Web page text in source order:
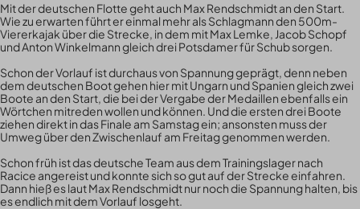
Mit der deutschen Flotte geht auch Max Rendschmidt an den Start.
Wie zu erwarten führt er einmal mehr als Schlagmann den 500m-
Viererkajak über die Strecke, in dem mit Max Lemke, Jacob Schopf
und Anton Winkelmann gleich drei Potsdamer für Schub sorgen.
Schon der Vorlauf ist durchaus von Spannung geprägt, denn neben
dem deutschen Boot gehen hier mit Ungarn und Spanien gleich zwei
Boote an den Start, die bei der Vergabe der Medaillen ebenfalls ein
Wörtchen mitreden wollen und können. Und die ersten drei Boote
ziehen direkt in das Finale am Samstag ein; ansonsten muss der
Umweg über den Zwischenlauf am Freitag genommen werden.
Schon früh ist das deutsche Team aus dem Trainingslager nach
Racice angereist und konnte sich so gut auf der Strecke einfahren.
Dann hieß es laut Max Rendschmidt nur noch die Spannung halten, bis
es endlich mit dem Vorlauf losgeht.